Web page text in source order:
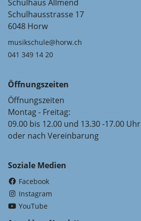
Schulhaus Allmend
Schulhausstrasse 17
6048 Horw
musikschule@horw.ch
041 349 14 20
Öffnungszeiten
Öffnungszeiten
Montag - Freitag:
09.00 bis 12.00 und 13.30 -17.00 Uhr
oder nach Vereinbarung
Soziale Medien
Facebook
Instagram
YouTube